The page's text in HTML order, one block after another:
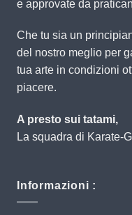
e approvate da
Che tu sia un
del nostro meglio per
tua arte in condizioni
piacere.
A presto sui tatami,
La squadra di Karate-
Informazioni :